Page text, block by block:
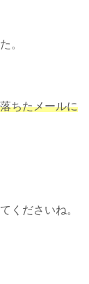
。
ちたメールに
くださいね。